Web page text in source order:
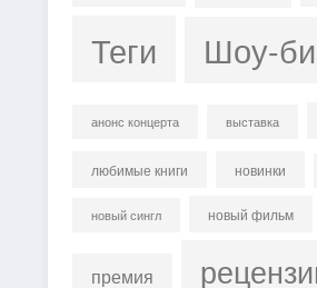
Теги Шоу-
анонс концерта выставка
любимые книги новинки
новый сингл новый фильм
премия